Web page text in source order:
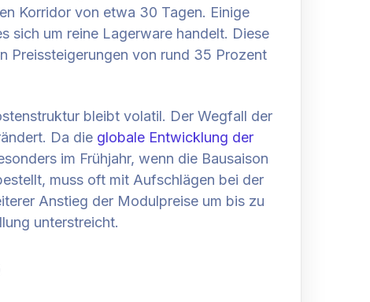
Korridor von etwa 30 Tagen. Einige
sich um reine Lagerware handelt. Diese
Preissteigerungen von rund 35 Prozent
bleibt volatil. Der Wegfall der
Da die globale Entwicklung der
im Frühjahr, wenn die Bausaison
muss oft mit Aufschlägen bei der
Anstieg der Modulpreise um bis zu
unterstreicht.